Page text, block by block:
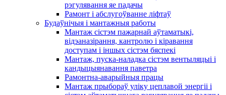
рэгулявання яе падачы
Рамонт і абслугоўванне ліфтаў
Будаўнічыя і мантажныя работы
Мантаж сістэм пажарнай аўтаматыкі,
відэаназірання, кантролю і кіравання
доступам і іншых сістэм бяспекі
Мантаж, пуска-наладка сістэм вентыляцыі і
кандыцыянавання паветра
Рамонтна-аварыйныя працы
Мантаж прыбораў уліку цеплавой энергіі і